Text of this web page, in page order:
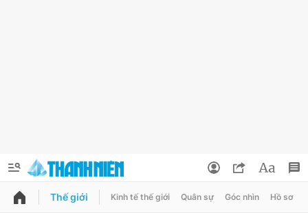
QUẢNG CÁO
Thế giới Kinh tế thế giới Quân sự Góc nhìn Hồ sơ